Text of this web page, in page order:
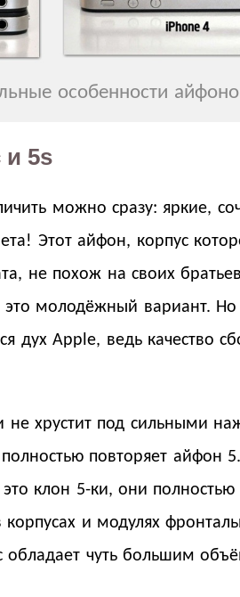
особенности
и 5s
можно сразу: яркие,
Этот айфон, корпус
не похож на своих
это молодёжный вариант.
дух Apple, ведь качество
не хрустит под сильными
полностью повторяет айфон
это клон 5-ки, они
и модулях
обладает чуть большим